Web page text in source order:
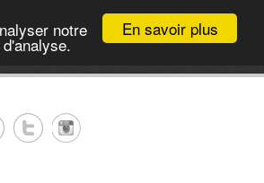
En savoir plus
notre